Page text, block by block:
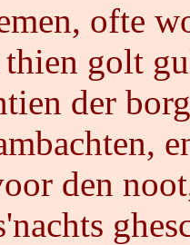
ofte
thien golt
der
den